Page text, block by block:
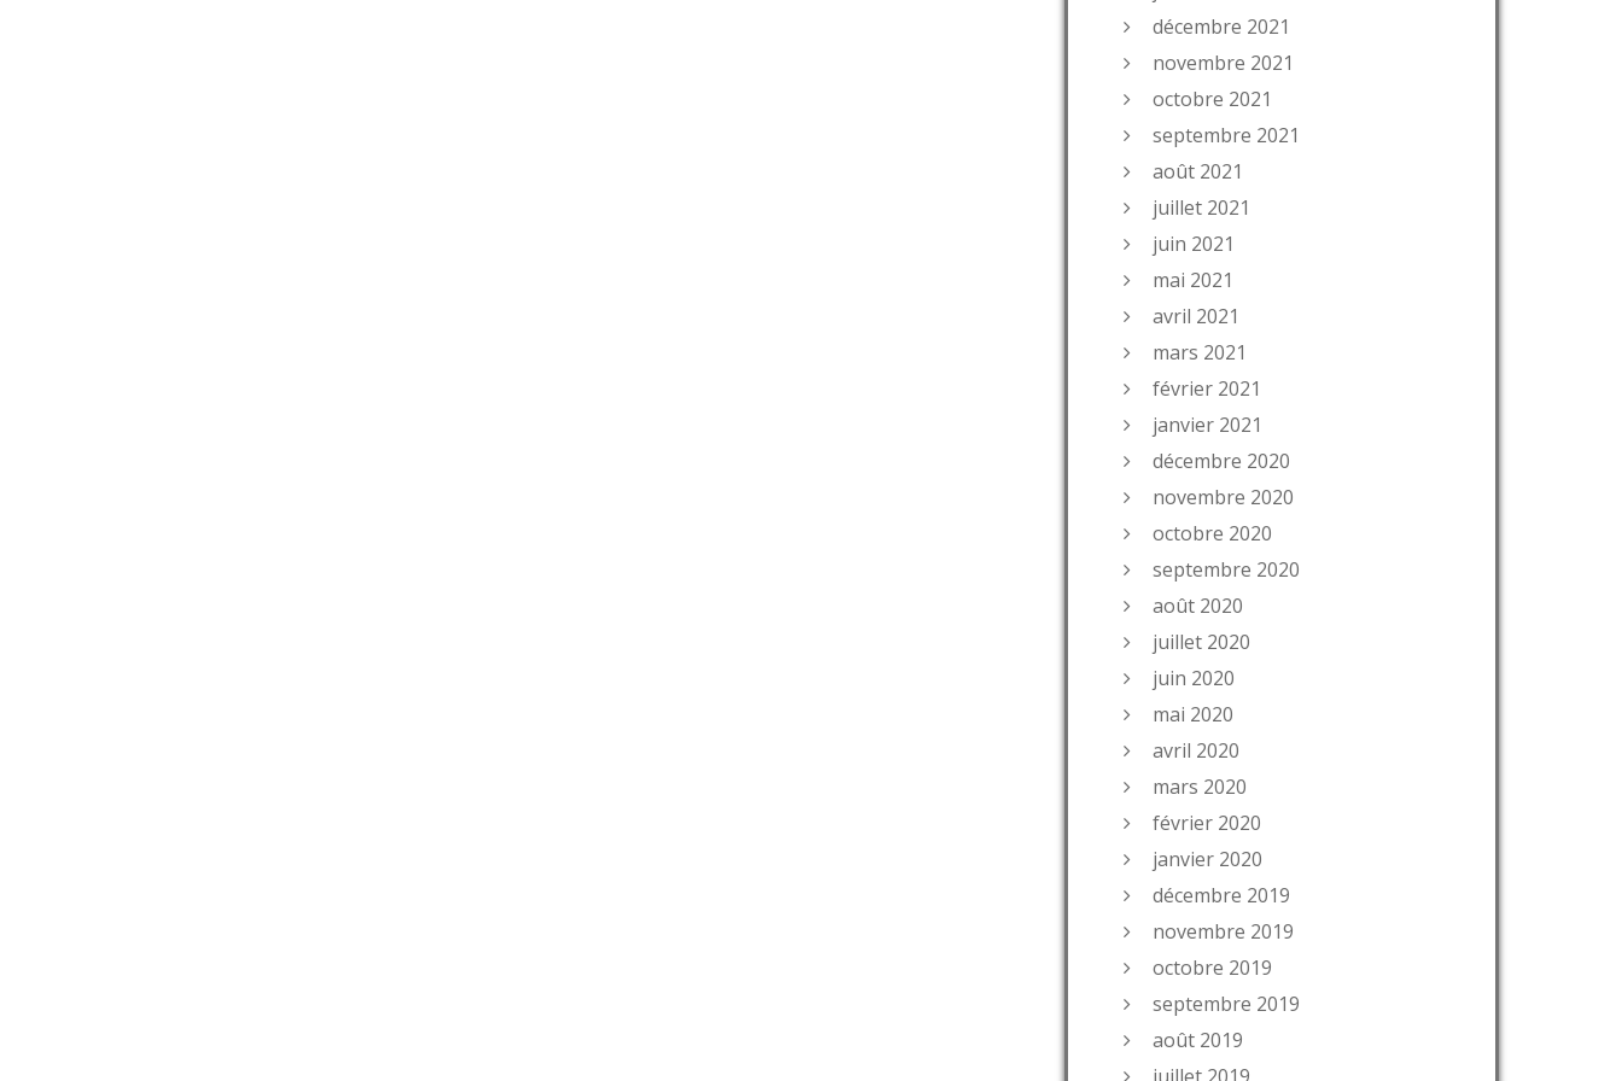
décembre 2021
novembre 2021
octobre 2021
septembre 2021
août 2021
juillet 2021
juin 2021
mai 2021
avril 2021
mars 2021
février 2021
janvier 2021
décembre 2020
novembre 2020
octobre 2020
septembre 2020
août 2020
juillet 2020
juin 2020
mai 2020
avril 2020
mars 2020
février 2020
janvier 2020
décembre 2019
novembre 2019
octobre 2019
septembre 2019
août 2019